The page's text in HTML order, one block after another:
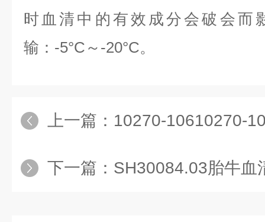
时血清中的有效成分会破会而
输：-5°C～-20°C。
上一篇： 10270-10610270-
下一篇： SH30084.03胎牛血